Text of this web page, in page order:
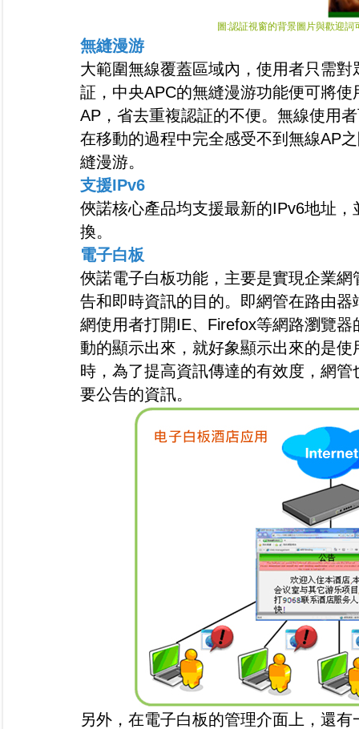
圖:認証視窗的背景圖片與歡迎
無縫漫游
大範圍無線覆蓋區域內，使用者只需
証，中央APC的無縫漫游功能便可將
AP，省去重複認証的不便。無線使用
在移動的過程中完全感受不到無線AP
縫漫游。
支援IPv6
俠諾核心產品均支援最新的IPv6地址
換。
電子白板
俠諾電子白板功能，主要是實現企業
告和即時資訊的目的。即網管在路由
網使用者打開IE、Firefox等網路瀏覽
動的顯示出來，就好象顯示出來的是
時，為了提高資訊傳達的有效度，網
要公告的資訊。
另外，在電子白板的管理介面上，還